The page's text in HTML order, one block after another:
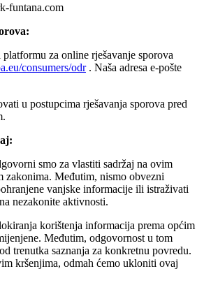
funtana.com
za online rješavanje sporova
consumers/odr. Naša adresa e-pošte
u postupcima rješavanja sporova pred
smo za vlastiti sadržaj na ovim
zakonima. Međutim, nismo obvezni
vanjske informacije ili istraživati
nezakonite aktivnosti.
korištenja informacija prema općim
Međutim, odgovornost u tom
trenutka saznanja za konkretnu povredu.
kršenjima, odmah ćemo ukloniti ovaj